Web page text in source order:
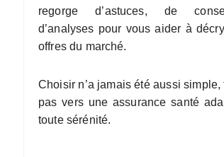
regorge d’astuces, de
d’analyses pour vous aider à
offres du marché.
Choisir n’a jamais été aussi simple,
pas vers une assurance santé
toute sérénité.